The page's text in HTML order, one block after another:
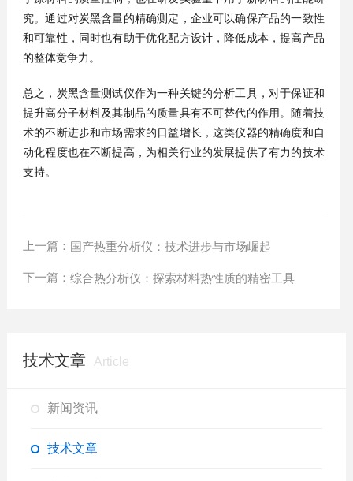
究。通过对炭黑含量的精确测定，企业可以确保产品的一致性
和可靠性，同时也有助于优化配方设计，降低成本，提高产品
的整体竞争力。
总之，炭黑含量测试仪作为一种关键的分析工具，对于保证和
提升高分子材料及其制品的质量具有不可替代的作用。随着技
术的不断进步和市场需求的日益增长，这类仪器的精确度和自
动化程度也在不断提高，为相关行业的发展提供了有力的技术
支持。
上一篇： 国产热重分析仪：技术进步与市场崛起
下一篇： 综合热分析仪：探索材料热性质的精密工具
技术文章 Article
新闻资讯
技术文章